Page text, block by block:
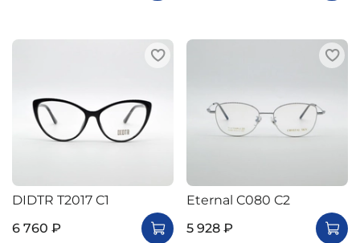
DIDTR T2017 C1
6 760 ₽
Eternal C080 C2
5 928 ₽